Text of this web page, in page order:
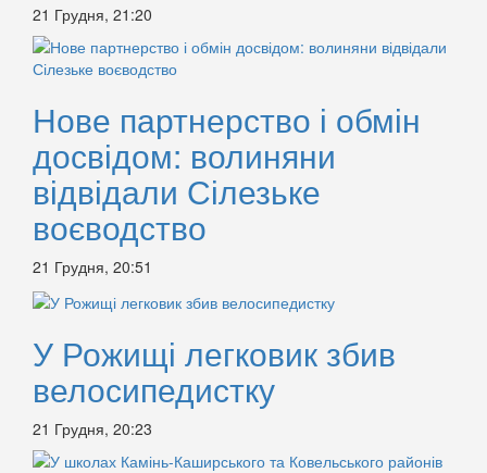
21 Грудня, 21:20
Нове партнерство і обмін
досвідом: волиняни
відвідали Сілезьке
воєводство
21 Грудня, 20:51
У Рожищі легковик збив
велосипедистку
21 Грудня, 20:23